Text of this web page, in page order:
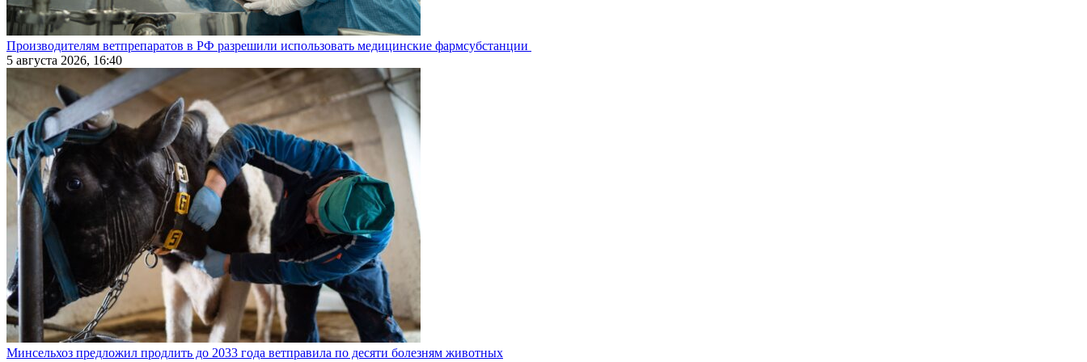
Производителям ветпрепаратов в РФ разрешили использовать медицинские фармсубстанции
5 августа 2026, 16:40
Минсельхоз предложил продлить до 2033 года ветправила по десяти болезням животных